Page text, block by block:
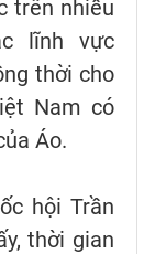
trên nhiều
lĩnh vực
thời cho
Nam có
Áo.
hội Trần
thời gian